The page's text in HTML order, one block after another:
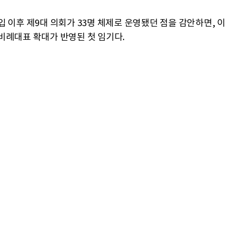
이후 제9대 의회가 33명 체제로 운영됐던 점을 감안하면,
례대표 확대가 반영된 첫 임기다.